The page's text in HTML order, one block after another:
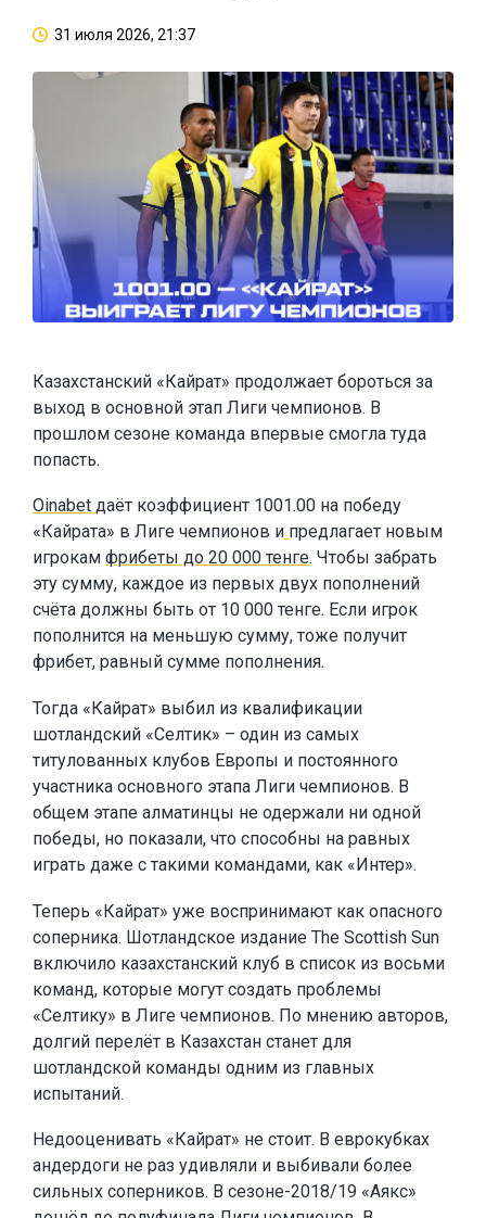
31 июля 2026, 21:37
Казахстанский «Кайрат» продолжает бороться за
выход в основной этап Лиги чемпионов. В
прошлом сезоне команда впервые смогла туда
попасть.
Oinabet даёт коэффициент 1001.00 на победу
«Кайрата» в Лиге чемпионов и предлагает новым
игрокам фрибеты до 20 000 тенге. Чтобы забрать
эту сумму, каждое из первых двух пополнений
счёта должны быть от 10 000 тенге. Если игрок
пополнится на меньшую сумму, тоже получит
фрибет, равный сумме пополнения.
Тогда «Кайрат» выбил из квалификации
шотландский «Селтик» – один из самых
титулованных клубов Европы и постоянного
участника основного этапа Лиги чемпионов. В
общем этапе алматинцы не одержали ни одной
победы, но показали, что способны на равных
играть даже с такими командами, как «Интер».
Теперь «Кайрат» уже воспринимают как опасного
соперника. Шотландское издание The Scottish Sun
включило казахстанский клуб в список из восьми
команд, которые могут создать проблемы
«Селтику» в Лиге чемпионов. По мнению авторов,
долгий перелёт в Казахстан станет для
шотландской команды одним из главных
испытаний.
Недооценивать «Кайрат» не стоит. В еврокубках
андердоги не раз удивляли и выбивали более
сильных соперников. В сезоне-2018/19 «Аякс»